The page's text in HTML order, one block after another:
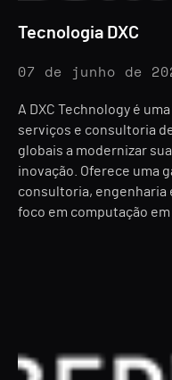
Tecnologia DXC
07 de junho de
A DXC Technology é
serviços e consultoria
globais a modernizar
inovação. Oferece uma
consultoria, engenharia
foco em computação em